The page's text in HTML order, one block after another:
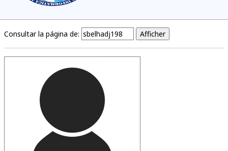
Consultar la página de: